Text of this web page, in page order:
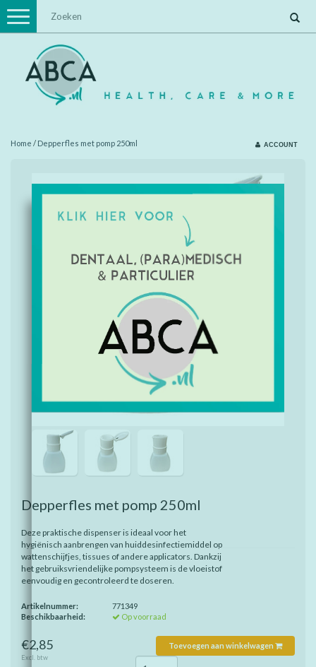
Toggle
navigation
Home / Depperfles met pomp 250ml ACCOUNT
Depperfles met pomp 250ml
Deze praktische dispenser is ideaal voor het
hygiënisch aanbrengen van huiddesinfectiemiddel op
wattenschijfjes, tissues of andere applicators. Dankzij
het gebruiksvriendelijke pompsysteem is de vloeistof
eenvoudig en gecontroleerd te doseren.
Artikelnummer:
771349
Beschikbaarheid:
Op voorraad
€2,85
Excl. btw
Toevoegen aan winkelwagen